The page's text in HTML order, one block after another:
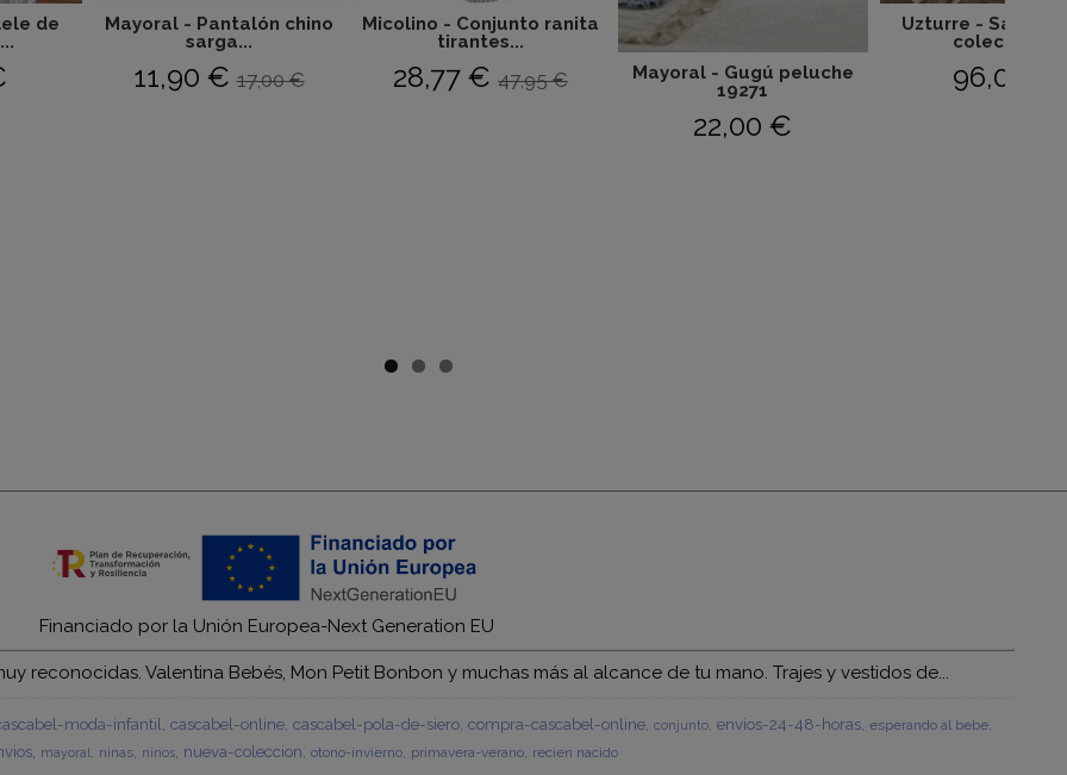
de
Mayoral - Pantalón chino
sarga...
11,90 €17,00 €
Micolino - Conjunto ranita
tirantes...
28,77 €47,95 €
Mayoral - Gugú peluche
19271
22,00 €
Uzturre - Saco
colección...
96,00 €
Financiado por la Unión Europea-Next Generation EU
reconocidas. Valentina Bebés, Mon Petit Bonbon y muchas más al alcance de tu mano. Trajes y vestidos de...
moda-infantil cascabel-online cascabel-pola-de-siero compra-cascabel-online conjunto envios-24-48-horas esperando al bebe
mayoral ninas ninos nueva-coleccion otono-invierno primavera-verano recien nacido